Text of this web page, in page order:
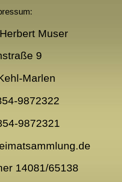
Muser
9
Marlen
9872322
9872321
14081/65138